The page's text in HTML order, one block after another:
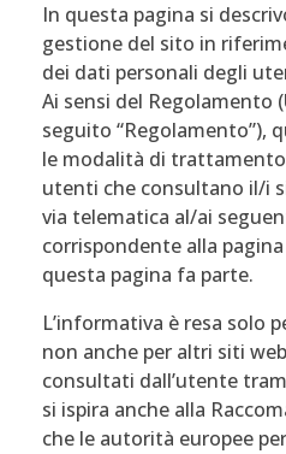
In questa pagina si
gestione del sito in
dei dati personali degli
Ai sensi del Regolamento
seguito “Regolamento”),
le modalità di
utenti che consultano il/i
via telematica al/ai
corrispondente alla
questa pagina fa parte.
L’informativa è resa solo
non anche per altri siti
consultati dall’utente
si ispira anche alla
che le autorità europee